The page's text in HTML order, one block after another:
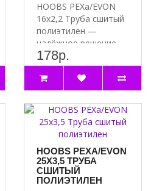
HOOBS PEXa/EVON
16х2,2 Труба сшитый
полиэтилен —
надёжное решение
для вашей системы
водоснабже..
178р.
HOOBS PEXA/EVON
25Х3,5 ТРУБА
СШИТЫЙ
ПОЛИЭТИЛЕН